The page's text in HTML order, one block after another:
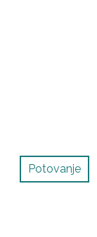
Potovanje